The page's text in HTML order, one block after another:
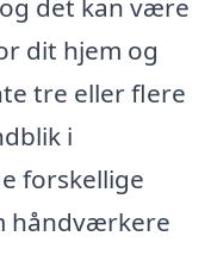
det kan være
dit hjem og
tre eller flere
i
forskellige
håndværkere